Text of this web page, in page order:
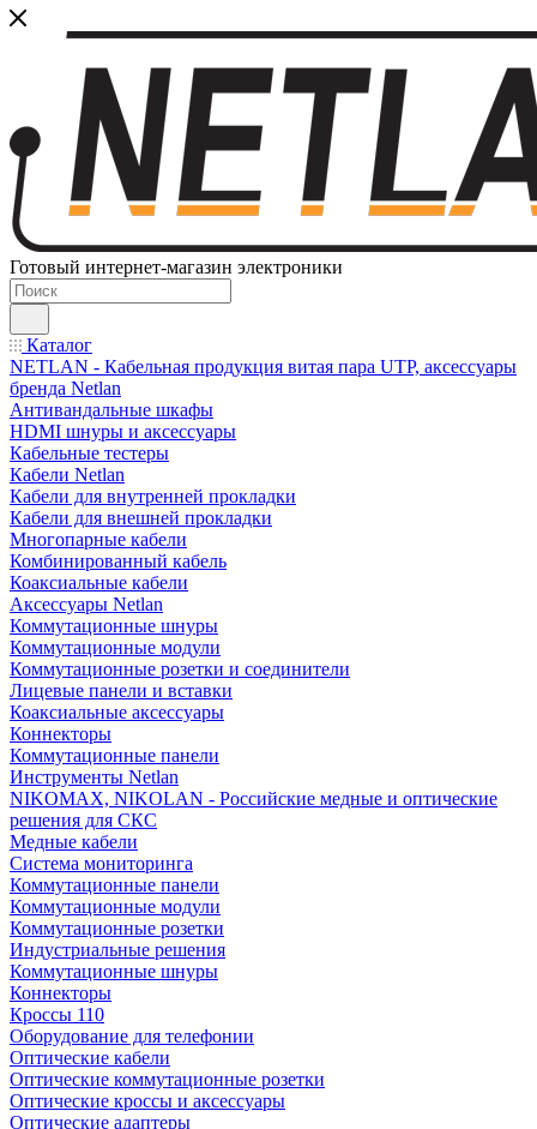
Готовый интернет-магазин электроники
Каталог
NETLAN - Кабельная продукция витая пара UTP, аксессуары
бренда Netlan
Антивандальные шкафы
HDMI шнуры и аксессуары
Кабельные тестеры
Кабели Netlan
Кабели для внутренней прокладки
Кабели для внешней прокладки
Многопарные кабели
Комбинированный кабель
Коаксиальные кабели
Аксессуары Netlan
Коммутационные шнуры
Коммутационные модули
Коммутационные розетки и соединители
Лицевые панели и вставки
Коаксиальные аксессуары
Коннекторы
Коммутационные панели
Инструменты Netlan
NIKOMAX, NIKOLAN - Российские медные и оптические
решения для СКС
Медные кабели
Система мониторинга
Коммутационные панели
Коммутационные модули
Коммутационные розетки
Индустриальные решения
Коммутационные шнуры
Коннекторы
Кроссы 110
Оборудование для телефонии
Оптические кабели
Оптические коммутационные розетки
Оптические кроссы и аксессуары
Оптические адаптеры